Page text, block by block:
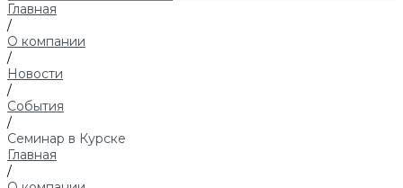
Главная
/
О компании
/
Новости
/
События
/
Семинар в Курске
Главная
/